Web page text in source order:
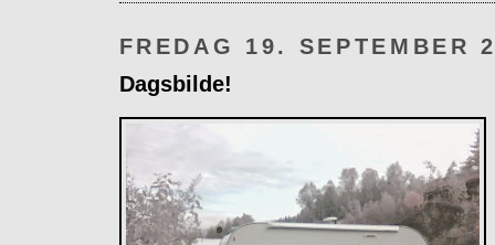
FREDAG 19. SEPTEMBER
Dagsbilde!